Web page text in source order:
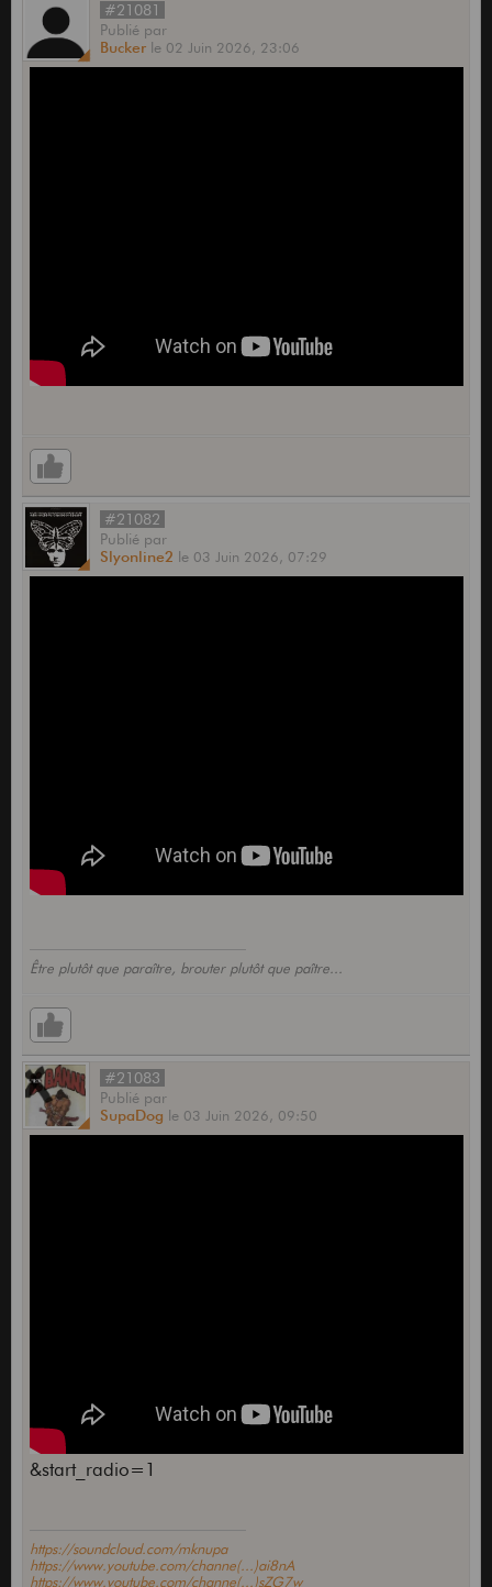
#21081
Publié par
Bucker le 02 Juin 2026, 23:06
#21082
Publié par
Slyonline2 le 03 Juin 2026, 07:29
Être plutôt que paraître, brouter plutôt que paître...
#21083
Publié par
SupaDog le 03 Juin 2026, 09:50
&start_radio=1
https://soundcloud.com/mknupa
https://www.youtube.com/channe(...)ai8nA
https://www.youtube.com/channe(...)sZG7w